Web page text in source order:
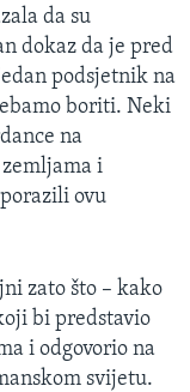
da su
dokaz da je pred
podsjetnik na
boriti. Neki
na
i
ovu
zato što – kako
bi predstavio
i odgovorio na
svijetu.